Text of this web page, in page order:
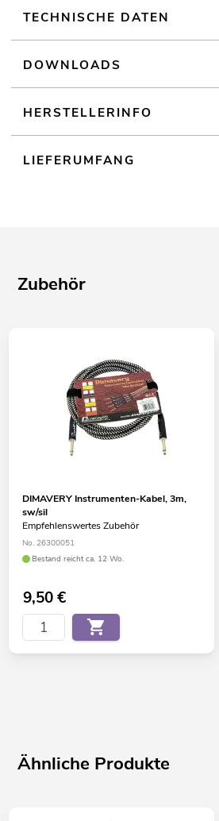
TECHNISCHE DATEN
DOWNLOADS
HERSTELLERINFO
LIEFERUMFANG
Zubehör
DIMAVERY Instrumenten-Kabel, 3m,
sw/sil
Empfehlenswertes Zubehör
No. 26300051
Bestand reicht ca. 12 Wo.
9,50€
Ähnliche Produkte